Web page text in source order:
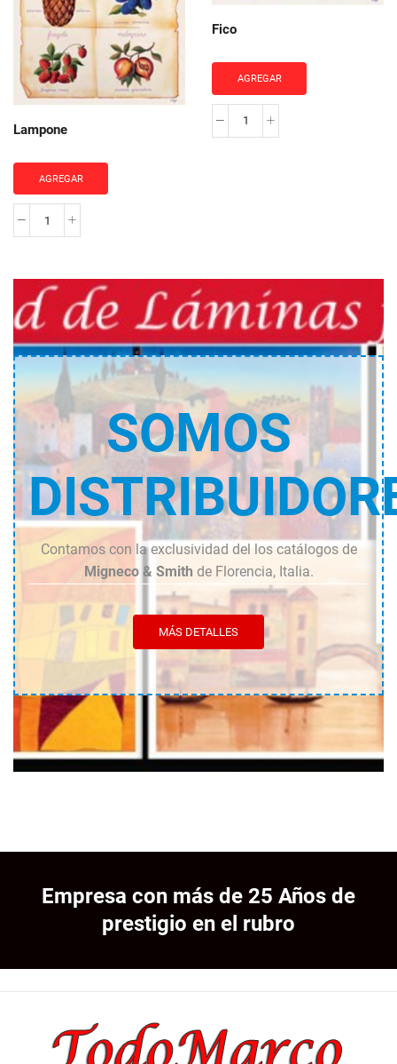
Lampone
AGREGAR
Lampone
Fico
AGREGAR
Fico
SOMOS
Contamos con la exclusividad del los catálogos de
Migneco & Smith de Florencia, Italia.
MÁS DETALLES
Empresa con más de 25 Años de
prestigio en el rubro